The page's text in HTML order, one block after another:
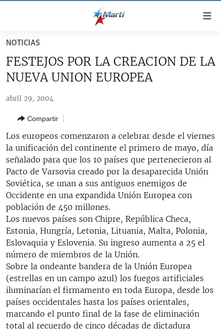
accesibilidad
contenido
navegación
principal
búsqueda
#11JCUBA, 5 AÑOS DESPUÉS
INFORME DEL DEPARTAMENTO DE ESTADO DE EEUU
SOBRE CUBA
AMÉRICA 250
AMÉRICA LATINA
INMIGRACIÓN
MUNDO
DEPORTES
ARTE Y ENTRETENIMIENTO
OPINIÓN GRÁFICA
AUDIOVISUALES MARTÍ
RADIO MARTÍ
ESPECIALES
ESPECIALES
LA REALIDAD DE LA VIVIENDA EN CUBA
SER VIEJO EN CUBA
KENTU-CUBANO
MULTIMEDIA
EDITORIALES
SÍGUENOS
NOTICIAS
FESTEJOS POR LA CREACION DE LA
NUEVA UNION EUROPEA
abril 29, 2004
Compartir
Los europeos comenzaron a celebrar desde el viernes
la unificación del continente el primero de mayo, día
señalado para que los 10 países que pertenecieron al
Pacto de Varsovia creado por la desaparecida Unión
Soviética, se unan a sus antiguos enemigos de
Occidente en una expandida Unión Europea con
población de 450 millones.
Los nuevos países son Chipre, República Checa,
Estonia, Hungría, Letonia, Lituania, Malta, Polonia,
Eslovaquia y Eslovenia. Su ingreso aumenta a 25 el
número de miembros de la Unión.
Sobre la ondeante bandera de la Unión Europea
(estrellas en un campo azul) los fuegos artificiales
iluminarían el firmamento en toda Europa, desde los
países occidentales hasta los países orientales,
marcando el punto final de la fase de eliminación
total al recuerdo de cinco décadas de dictadura